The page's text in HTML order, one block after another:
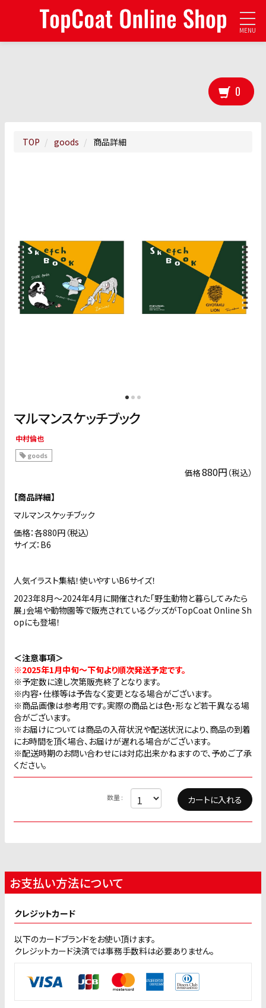
MENU
0
TOP goods 商品詳細
マルマンスケッチブック
中村倫也
goods
価格880円 （税込）
【商品詳細】
マルマンスケッチブック
価格：各880円（税込）
サイズ：B6
人気イラスト集結！使いやすいB6サイズ！
2023年8月〜2024年4月に開催された「野生動物と暮らしてみたら
展」会場や動物園等で販売されているグッズがTopCoat Online Sh
opにも登場！
＜注意事項＞
※2025年1月中旬〜下旬より順次発送予定です。
※予定数に達し次第販売終了となります。
※内容・仕様等は予告なく変更となる場合がございます。
※商品画像は参考用です。実際の商品とは色・形など若干異なる場
合がございます。
※お届けについては商品の入荷状況や配送状況により、商品の到着
にお時間を頂く場合、お届けが遅れる場合がございます。
※配送時期のお問い合わせには対応出来かねますので、予めご了承
ください。
数量 :
お支払い方法について
クレジットカード
以下のカードブランドをお使い頂けます。
クレジットカード決済では事務手数料は必要ありません。